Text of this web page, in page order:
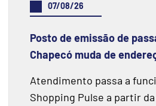
07/08/26
Posto de emissão de
Chapecó muda de
Atendimento passa a
Shopping Pulse a partir